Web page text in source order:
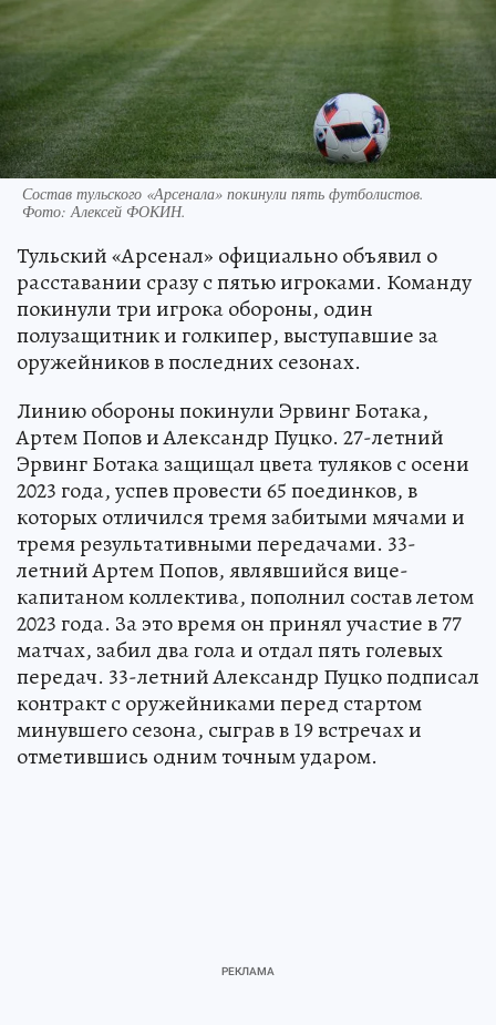
Состав тульского «Арсенала» покинули пять футболистов.
Фото: Алексей ФОКИН.
Тульский «Арсенал» официально объявил о
расставании сразу с пятью игроками. Команду
покинули три игрока обороны, один
полузащитник и голкипер, выступавшие за
оружейников в последних сезонах.
Линию обороны покинули Эрвинг Ботака,
Артем Попов и Александр Пуцко. 27-летний
Эрвинг Ботака защищал цвета туляков с осени
2023 года, успев провести 65 поединков, в
которых отличился тремя забитыми мячами и
тремя результативными передачами. 33-
летний Артем Попов, являвшийся вице-
капитаном коллектива, пополнил состав летом
2023 года. За это время он принял участие в 77
матчах, забил два гола и отдал пять голевых
передач. 33-летний Александр Пуцко подписал
контракт с оружейниками перед стартом
минувшего сезона, сыграв в 19 встречах и
отметившись одним точным ударом.